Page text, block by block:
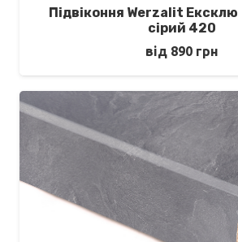
Підвіконня Werzalit
сірий 420
від 890 грн